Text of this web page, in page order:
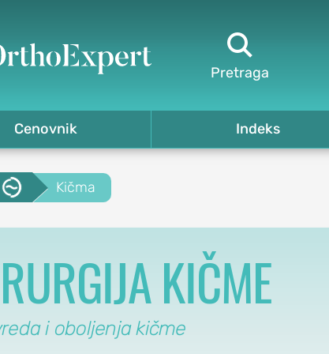

Pretraga
Cenovnik Indeks
Kičma
KIČME
i oboljenja kičme